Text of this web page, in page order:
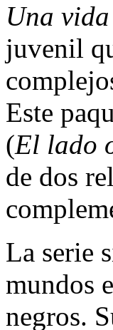
Una
juvenil
Este
(El lado
de dos
La serie
mundos
negros.